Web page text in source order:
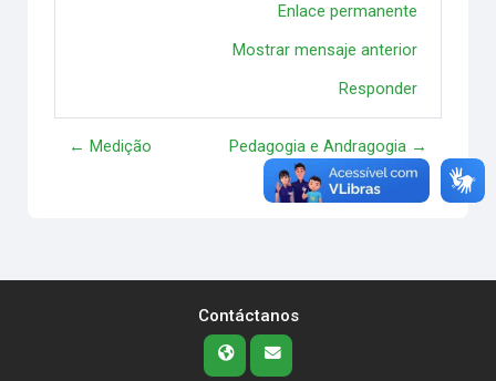
Enlace permanente
Mostrar mensaje anterior
Responder
← Medição Pedagogia e Andragogia →
Contáctanos